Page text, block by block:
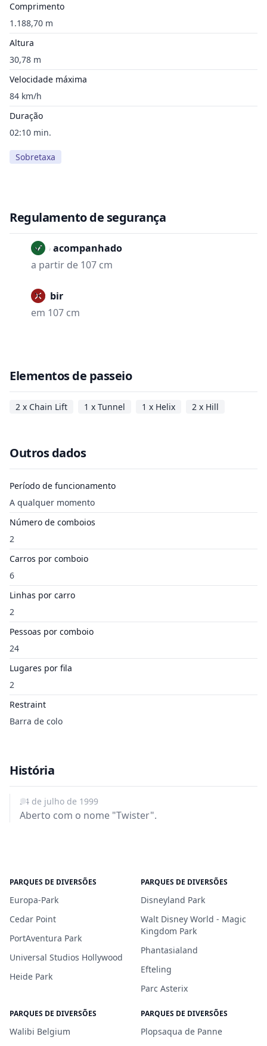
Comprimento
1.188,70 m
Altura
30,78 m
Velocidade máxima
84 km/h
Duração
02:10 min.
Sobretaxa
Regulamento de segurança
Não acompanhado
a partir de 107 cm
Proibir
em 107 cm
Elementos de passeio
2 x Chain Lift 1 x Tunnel 1 x Helix 2 x Hill
Outros dados
Período de funcionamento
A qualquer momento
Número de comboios
2
Carros por comboio
6
Linhas por carro
2
Pessoas por comboio
24
Lugares por fila
2
Restraint
Barra de colo
História
24 de julho de 1999
Aberto com o nome "Twister".
PARQUES DE DIVERSÕES
Europa-Park
Cedar Point
PortAventura Park
Universal Studios Hollywood
Heide Park
PARQUES DE DIVERSÕES
Disneyland Park
Walt Disney World - Magic
Kingdom Park
Phantasialand
Efteling
Parc Asterix
PARQUES DE DIVERSÕES
Walibi Belgium
PARQUES DE DIVERSÕES
Plopsaqua de Panne